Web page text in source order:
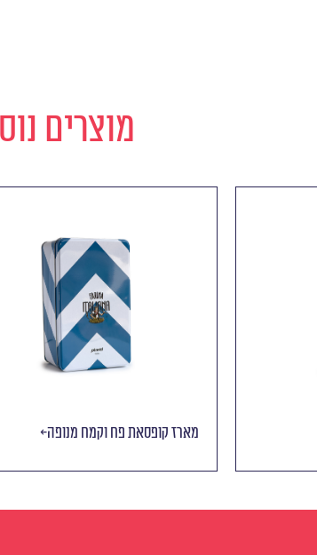
מוצרים
מארז קופסאת פח וקמח מנופה